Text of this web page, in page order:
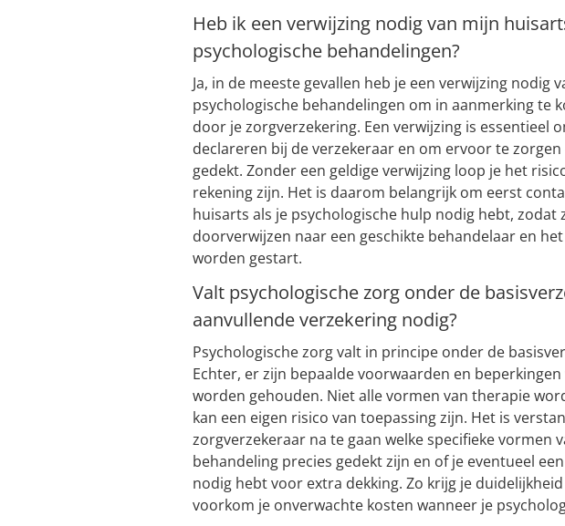
Heb ik een verwijzing nodig van mijn
psychologische behandelingen?
Ja, in de meeste gevallen heb je een verwijzing nodig
psychologische behandelingen om in aanmerking te
door je zorgverzekering. Een verwijzing is essentieel
declareren bij de verzekeraar en om ervoor te
gedekt. Zonder een geldige verwijzing loop je het
rekening zijn. Het is daarom belangrijk om eerst
huisarts als je psychologische hulp nodig hebt, zodat
doorverwijzen naar een geschikte behandelaar en
worden gestart.
Valt psychologische zorg onder de
aanvullende verzekering nodig?
Psychologische zorg valt in principe onder de
Echter, er zijn bepaalde voorwaarden en
worden gehouden. Niet alle vormen van therapie
kan een eigen risico van toepassing zijn. Het is
zorgverzekeraar na te gaan welke specifieke vormen
behandeling precies gedekt zijn en of je eventueel
nodig hebt voor extra dekking. Zo krijg je
voorkom je onverwachte kosten wanneer je